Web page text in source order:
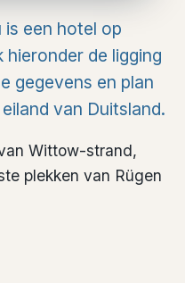
een hotel op
hieronder de ligging
gegevens en plan
van Duitsland.
Wittow-strand,
plekken van Rügen